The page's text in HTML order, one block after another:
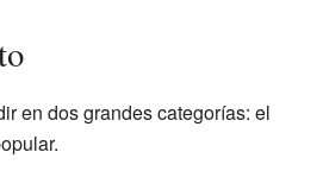
en dos grandes categorías: el